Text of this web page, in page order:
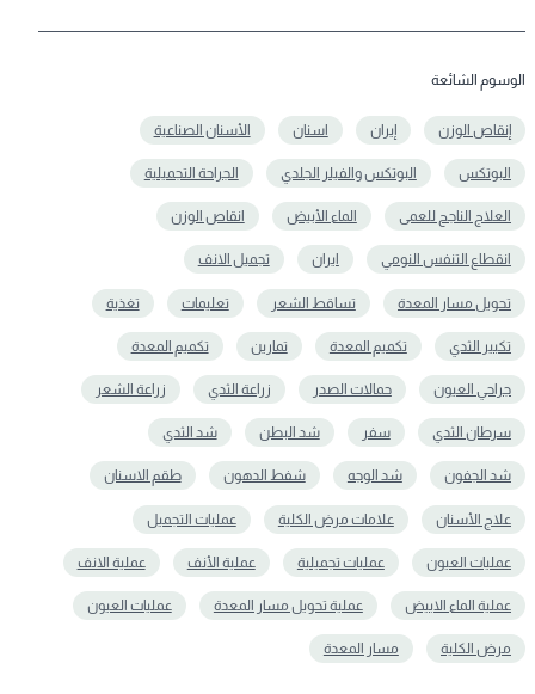
الوسوم الشائعة
إنقاص الوزن إيران اسنان الأسنان الصناعية
البوتكس البوتكس والفيلر الجلدي الجراحة التجميلية
العلاج الناجح للعمى الماء الأبيض انقاص الوزن
انقطاع التنفس النومي ايران تجميل الانف
تحويل مسار المعدة تساقط الشعر تعلیمات تغذية
تكبير الثدي تكميم المعدة تمارين تکمیم المعدة
جراحي العيون حمالات الصدر زراعة الثدي زراعة الشعر
سرطان الثدي سفر شد البطن شد الثدي
شد الجفون شد الوجه شفط الدهون طقم الاسنان
علاج الأسنان علامات مرض الكلية عمليات التجميل
عمليات العيون عمليات تجميلية عملية الأنف عملية الانف
عملية الماء الابيض عملية تحويل مسار المعدة عملیات العیون
مرض الكلية مسار المعدة